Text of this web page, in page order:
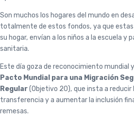
Son muchos los hogares del mundo en
totalmente de estos fondos, ya que
su hogar, envían a los niños a la escuela y
sanitaria.
Este día goza de reconocimiento mundial
Pacto Mundial para una Migración
Regular(Objetivo 20), que insta a reducir
transferencia y a aumentar la inclusión
remesas.